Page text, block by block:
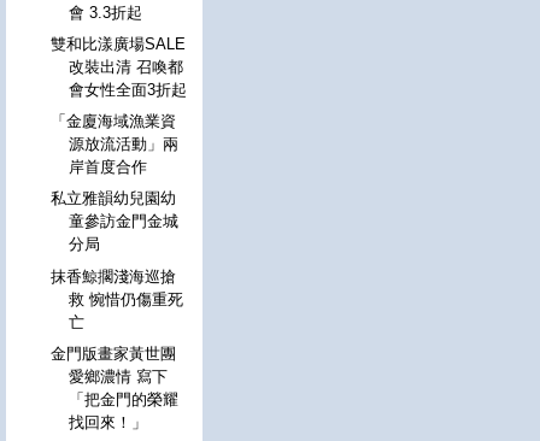
會 3.3折起
雙和比漾廣場SALE
改裝出清 召喚都
會女性全面3折起
「金廈海域漁業資
源放流活動」兩
岸首度合作
私立雅韻幼兒園幼
童參訪金門金城
分局
抹香鯨擱淺海巡搶
救 惋惜仍傷重死
亡
金門版畫家黃世團
愛鄉濃情 寫下
「把金門的榮耀
找回來！」